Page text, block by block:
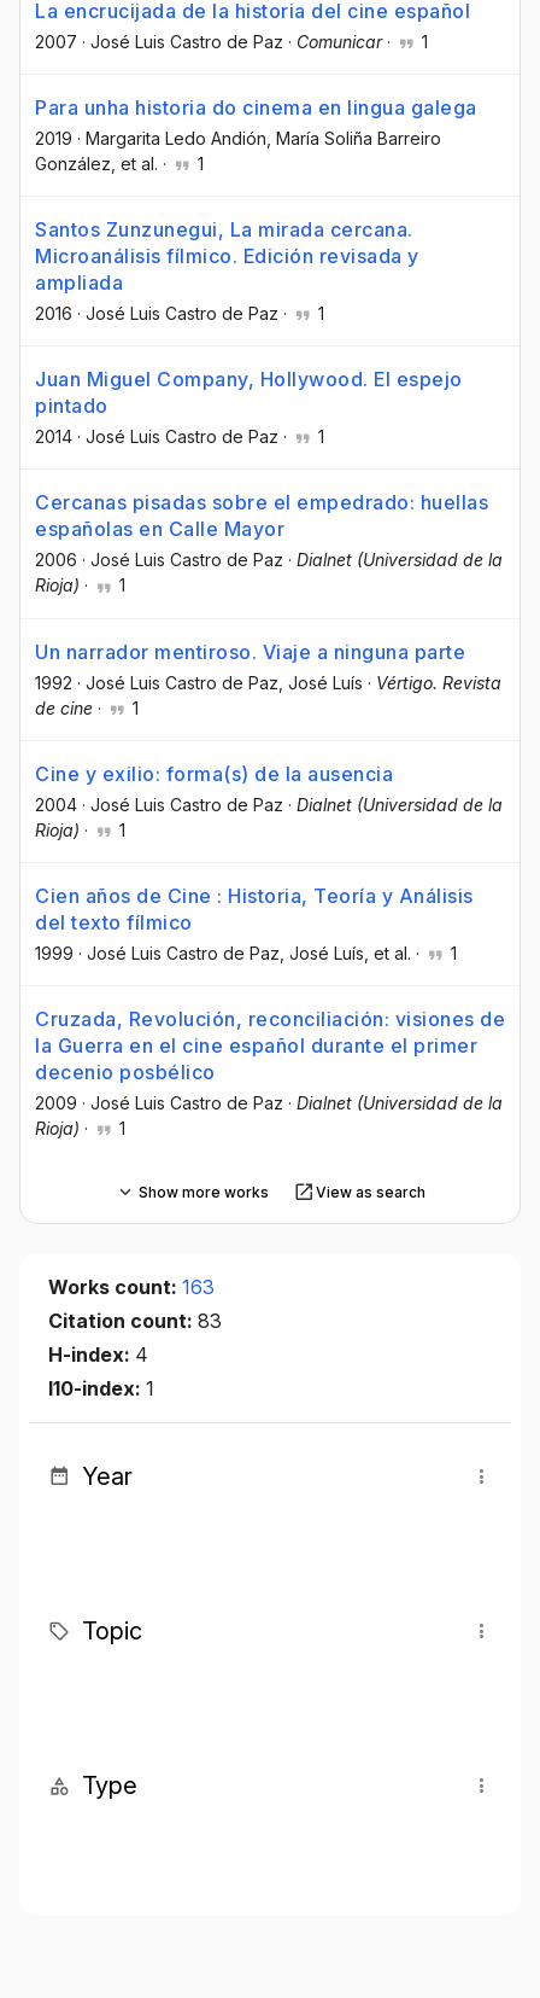
La encrucijada de la historia del cine español
2007 · José Luis Castro de Paz · Comunicar· 1
Para unha historia do cinema en lingua galega
2019 · Margarita Ledo Andión , María Soliña Barreiro
González , et al. · 1
Santos Zunzunegui, La mirada cercana.
Microanálisis fílmico. Edición revisada y
ampliada
2016 · José Luis Castro de Paz · 1
Juan Miguel Company, Hollywood. El espejo
pintado
2014 · José Luis Castro de Paz · 1
Cercanas pisadas sobre el empedrado: huellas
españolas en Calle Mayor
2006 · José Luis Castro de Paz · Dialnet (Universidad de la
Rioja) · 1
Un narrador mentiroso. Viaje a ninguna parte
1992 · José Luis Castro de Paz , José Luís · Vértigo. Revista
de cine · 1
Cine y exilio: forma(s) de la ausencia
2004 · José Luis Castro de Paz · Dialnet (Universidad de la
Rioja) · 1
Cien años de Cine : Historia, Teoría y Análisis
del texto fílmico
1999 · José Luis Castro de Paz , José Luís , et al. · 1
Cruzada, Revolución, reconciliación: visiones de
la Guerra en el cine español durante el primer
decenio posbélico
2009 · José Luis Castro de Paz · Dialnet (Universidad de la
Rioja) · 1
Show more works View as search
Works count: 163
Citation count: 83
H-index: 4
I10-index: 1
Year
Topic
Type